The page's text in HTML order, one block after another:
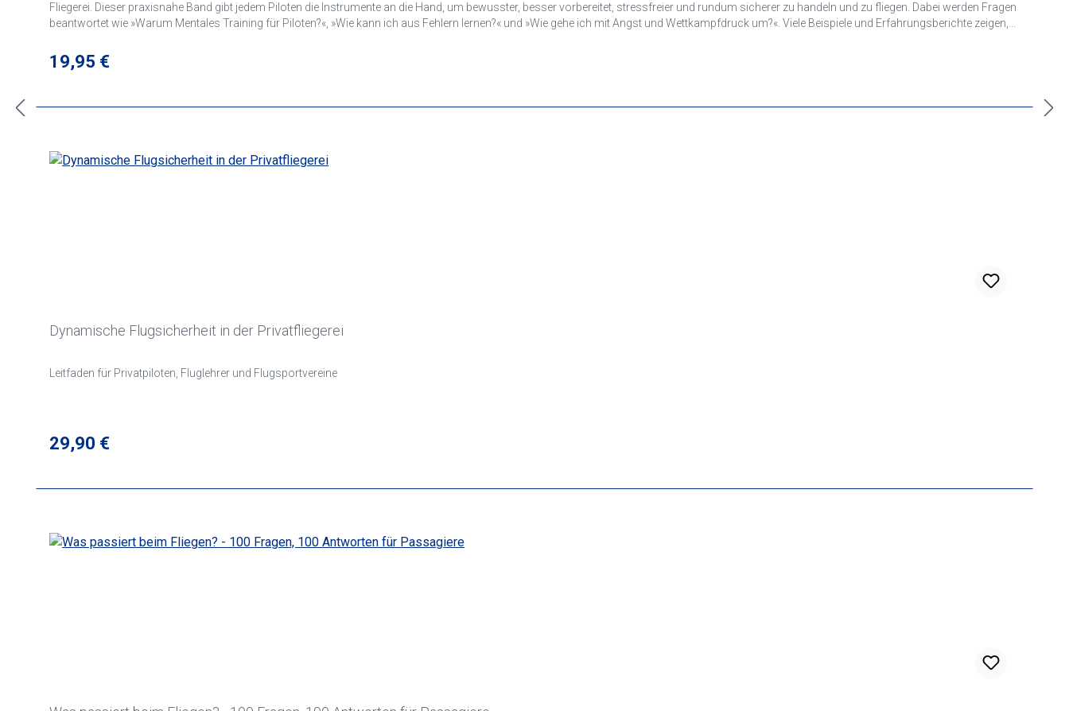
Fliegerei. Dieser praxisnahe Band gibt jedem Piloten die Instrumente an die Hand, um bewusster, besser vorbereitet, stressfreier und rundum sicherer zu handeln und zu fliegen. Dabei werden Fragen
beantwortet wie »Warum Mentales Training für Piloten?«, »Wie kann ich aus Fehlern lernen?« und »Wie gehe ich mit Angst und Wettkampfdruck um?«. Viele Beispiele und Erfahrungsberichte zeigen,
Regulärer Preis:
19,95 €
Dynamische Flugsicherheit in der Privatfliegerei
Leitfaden für Privatpiloten, Fluglehrer und Flugsportvereine
Regulärer Preis:
29,90 €